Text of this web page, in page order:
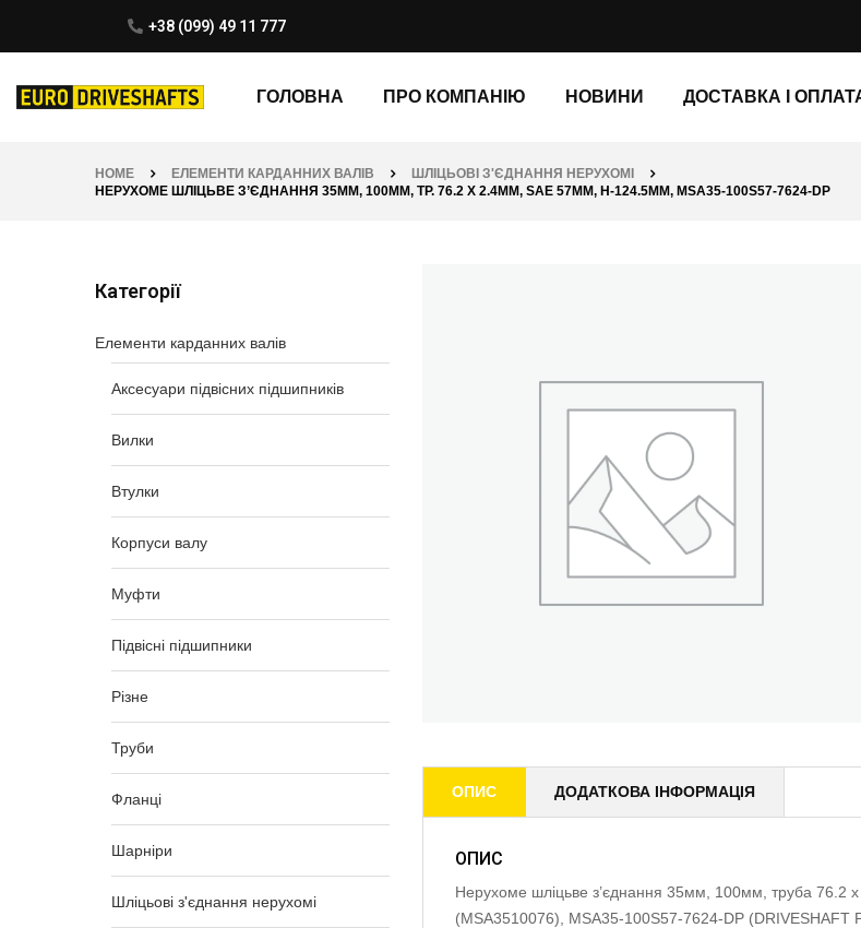
+38 (099) 49 11 777
ГОЛОВНА ПРО КОМПАНІЮ НОВИНИ ДОСТАВКА І
HOME ЕЛЕМЕНТИ КАРДАННИХ ВАЛІВ
ШЛІЦЬОВІ З'ЄДНАННЯ НЕРУХОМІ
НЕРУХОМЕ ШЛІЦЬВЕ З’ЄДНАННЯ 35ММ, 100ММ, ТР. 76.2 X 2.4ММ, SAE 57ММ, H-124.5ММ, MSA35-100S57-7624-DP
Категорії
Елементи карданних валів
Аксесуари підвісних підшипників
Вилки
Втулки
Корпуси валу
Муфти
Підвісні підшипники
Різне
Труби
Фланці
Шарніри
Шліцьові з'єднання нерухомі
ОПИС ДОДАТКОВА ІНФОРМАЦІЯ
ОПИС
Нерухоме шліцьве з’єднання 35мм, 100мм, труба
(MSA3510076), MSA35-100S57-7624-DP (DRIVESHAFT